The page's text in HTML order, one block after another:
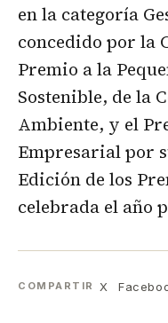
en la categoría
concedido por la
Premio a la
Sostenible, de la
Ambiente, y el
Empresarial por
Edición de los
celebrada el año
COMPARTIR X